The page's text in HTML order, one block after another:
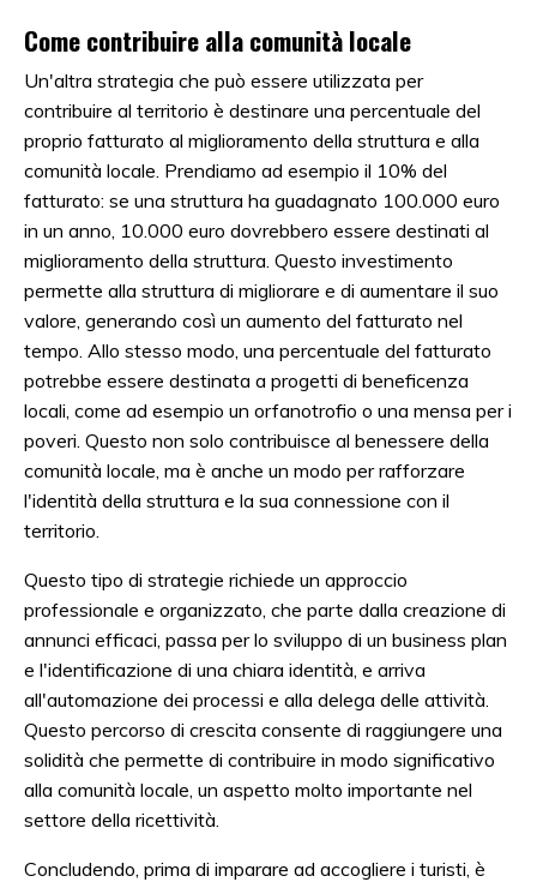
Come contribuire alla comunità locale
Un'altra strategia che può essere utilizzata per
contribuire al territorio è destinare una percentuale del
proprio fatturato al miglioramento della struttura e alla
comunità locale. Prendiamo ad esempio il 10% del
fatturato: se una struttura ha guadagnato 100.000 euro
in un anno, 10.000 euro dovrebbero essere destinati al
miglioramento della struttura. Questo investimento
permette alla struttura di migliorare e di aumentare il suo
valore, generando così un aumento del fatturato nel
tempo. Allo stesso modo, una percentuale del fatturato
potrebbe essere destinata a progetti di beneficenza
locali, come ad esempio un orfanotrofio o una mensa per i
poveri. Questo non solo contribuisce al benessere della
comunità locale, ma è anche un modo per rafforzare
l'identità della struttura e la sua connessione con il
territorio.
Questo tipo di strategie richiede un approccio
professionale e organizzato, che parte dalla creazione di
annunci efficaci, passa per lo sviluppo di un business plan
e l'identificazione di una chiara identità, e arriva
all'automazione dei processi e alla delega delle attività.
Questo percorso di crescita consente di raggiungere una
solidità che permette di contribuire in modo significativo
alla comunità locale, un aspetto molto importante nel
settore della ricettività.
Concludendo, prima di imparare ad accogliere i turisti, è